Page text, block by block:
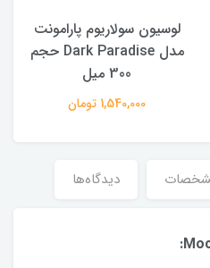
لوسیون سولاریوم پارامونت
مدل Dark Paradise حجم
300 میل
1,540,000 تومان
دیدگاه‌ها